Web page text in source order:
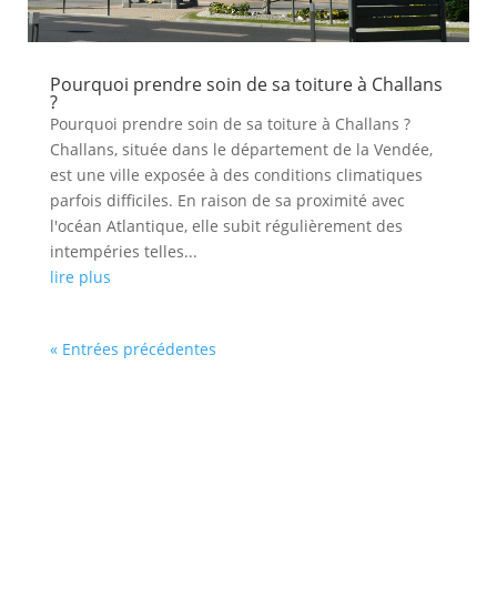
Pourquoi prendre soin de sa toiture à Challans
?
Pourquoi prendre soin de sa toiture à Challans ?
Challans, située dans le département de la Vendée,
est une ville exposée à des conditions climatiques
parfois difficiles. En raison de sa proximité avec
l'océan Atlantique, elle subit régulièrement des
intempéries telles...
lire plus
« Entrées précédentes